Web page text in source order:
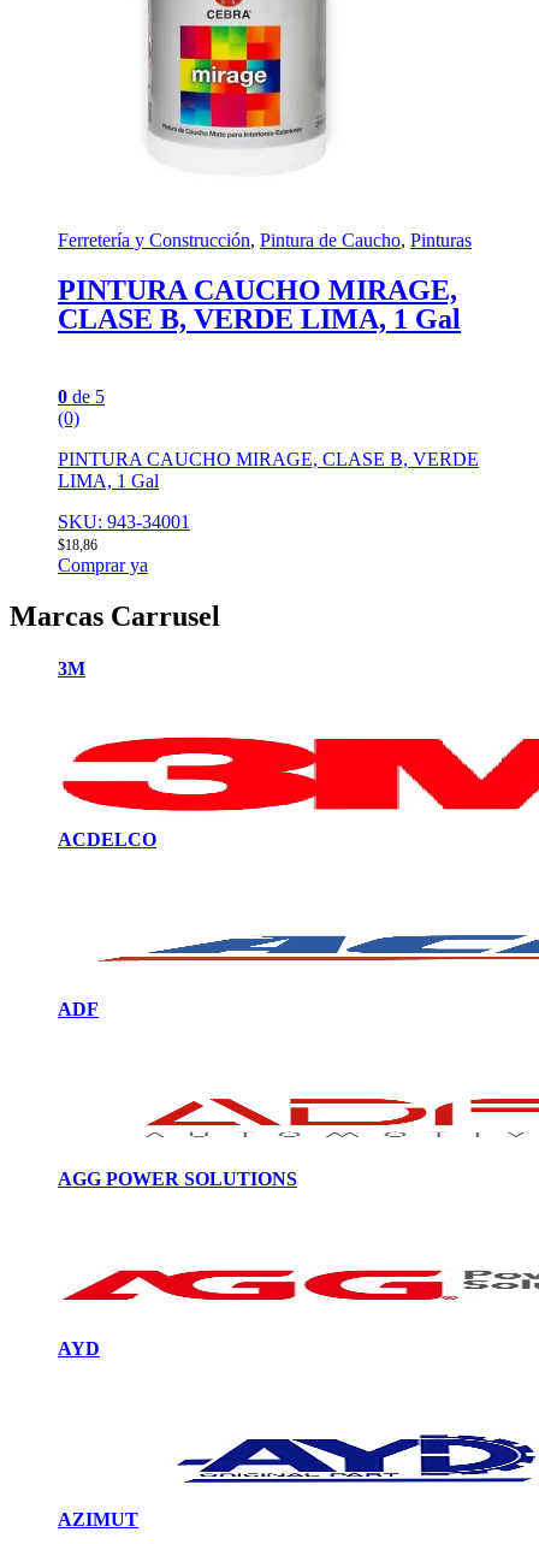
Ferretería y Construcción, Pintura de Caucho, Pinturas
PINTURA CAUCHO MIRAGE,
CLASE B, VERDE LIMA, 1 Gal
0 de 5
(0)
PINTURA CAUCHO MIRAGE, CLASE B, VERDE
LIMA, 1 Gal
SKU: 943-34001
$18,86
Comprar ya
Marcas Carrusel
3M
ACDELCO
ADF
AGG POWER SOLUTIONS
AYD
AZIMUT